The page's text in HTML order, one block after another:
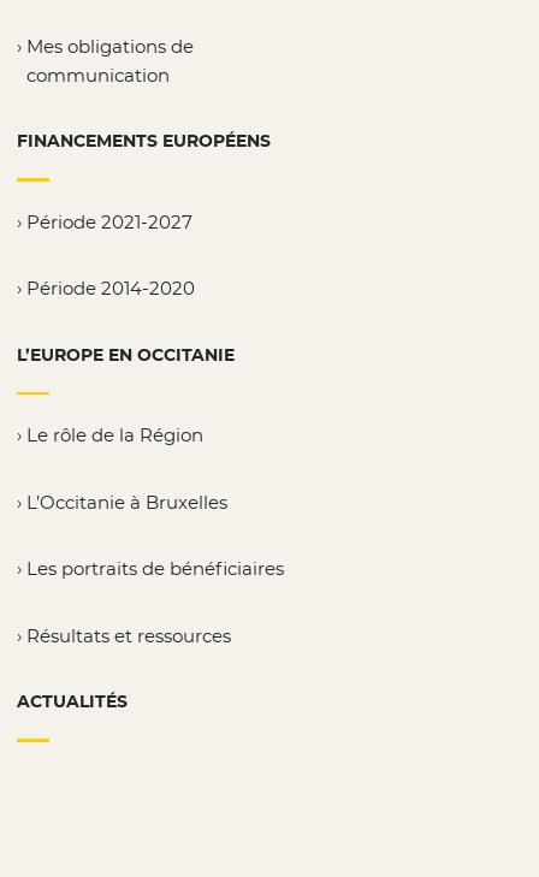
Mes obligations de
communication
FINANCEMENTS EUROPÉENS
Période 2021-2027
Période 2014-2020
L’EUROPE EN OCCITANIE
Le rôle de la Région
L’Occitanie à Bruxelles
Les portraits de bénéficiaires
Résultats et ressources
ACTUALITÉS